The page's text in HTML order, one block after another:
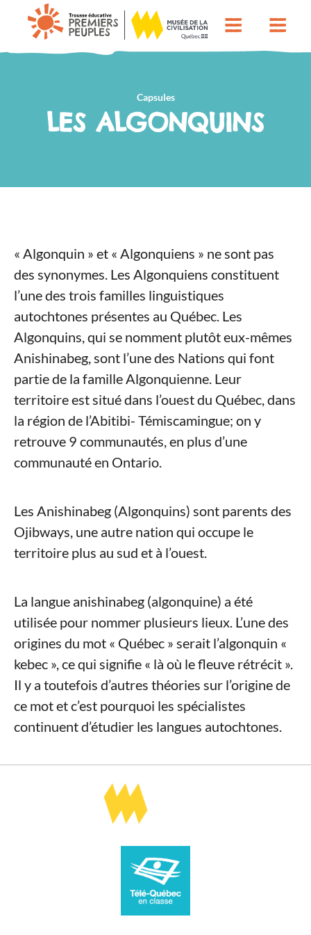
Capsules
LES ALGONQUINS
« Algonquin » et « Algonquiens » ne sont pas
des synonymes. Les Algonquiens constituent
l’une des trois familles linguistiques
autochtones présentes au Québec. Les
Algonquins, qui se nomment plutôt eux-mêmes
Anishinabeg, sont l’une des Nations qui font
partie de la famille Algonquienne. Leur
territoire est situé dans l’ouest du Québec, dans
la région de l’Abitibi- Témiscamingue; on y
retrouve 9 communautés, en plus d’une
communauté en Ontario.
Les Anishinabeg (Algonquins) sont parents des
Ojibways, une autre nation qui occupe le
territoire plus au sud et à l’ouest.
La langue anishinabeg (algonquine) a été
utilisée pour nommer plusieurs lieux. L’une des
origines du mot « Québec » serait l’algonquin «
kebec », ce qui signifie « là où le fleuve rétrécit ».
Il y a toutefois d’autres théories sur l’origine de
ce mot et c’est pourquoi les spécialistes
continuent d’étudier les langues autochtones.